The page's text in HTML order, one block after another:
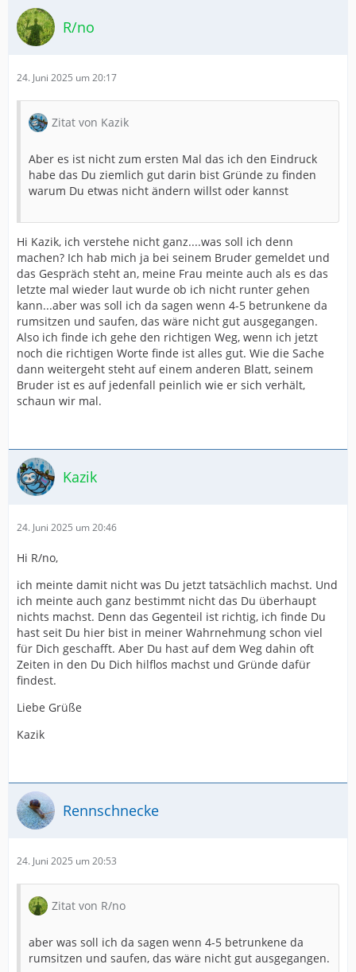
R/no
24. Juni 2025 um 20:17
Zitat von Kazik
Aber es ist nicht zum ersten Mal das ich den Eindruck
habe das Du ziemlich gut darin bist Gründe zu finden
warum Du etwas nicht ändern willst oder kannst
Hi Kazik, ich verstehe nicht ganz....was soll ich denn
machen? Ich hab mich ja bei seinem Bruder gemeldet und
das Gespräch steht an, meine Frau meinte auch als es das
letzte mal wieder laut wurde ob ich nicht runter gehen
kann...aber was soll ich da sagen wenn 4-5 betrunkene da
rumsitzen und saufen, das wäre nicht gut ausgegangen.
Also ich finde ich gehe den richtigen Weg, wenn ich jetzt
noch die richtigen Worte finde ist alles gut. Wie die Sache
dann weitergeht steht auf einem anderen Blatt, seinem
Bruder ist es auf jedenfall peinlich wie er sich verhält,
schaun wir mal.
Kazik
24. Juni 2025 um 20:46
Hi R/no,
ich meinte damit nicht was Du jetzt tatsächlich machst. Und
ich meinte auch ganz bestimmt nicht das Du überhaupt
nichts machst. Denn das Gegenteil ist richtig, ich finde Du
hast seit Du hier bist in meiner Wahrnehmung schon viel
für Dich geschafft. Aber Du hast auf dem Weg dahin oft
Zeiten in den Du Dich hilflos machst und Gründe dafür
findest.
Liebe Grüße
Kazik
Rennschnecke
24. Juni 2025 um 20:53
Zitat von R/no
aber was soll ich da sagen wenn 4-5 betrunkene da
rumsitzen und saufen, das wäre nicht gut ausgegangen.